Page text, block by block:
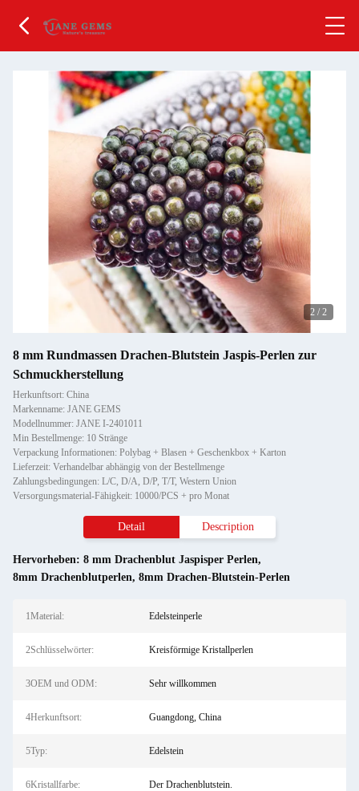
2 / 2
8 mm Rundmassen Drachen-Blutstein Jaspis-Perlen zur
Schmuckherstellung
Herkunftsort: China
Markenname: JANE GEMS
Modellnummer: JANE I-2401011
Min Bestellmenge: 10 Stränge
Verpackung Informationen: Polybag + Blasen + Geschenkbox + Karton
Lieferzeit: Verhandelbar abhängig von der Bestellmenge
Zahlungsbedingungen: L/C, D/A, D/P, T/T, Western Union
Versorgungsmaterial-Fähigkeit: 10000/PCS + pro Monat
Detail Description
Hervorheben: 8 mm Drachenblut Jaspisper Perlen,
8mm Drachenblutperlen, 8mm Drachen-Blutstein-Perlen
1Material: Edelsteinperle
2Schlüsselwörter: Kreisförmige Kristallperlen
3OEM und ODM: Sehr willkommen
4Herkunftsort: Guangdong, China
5Typ: Edelstein
6Kristallfarbe: Der Drachenblutstein.